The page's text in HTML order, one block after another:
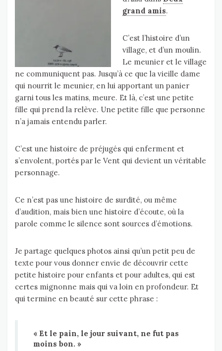
grand amis.
C’est l’histoire d’un
village, et d’un moulin.
Le meunier et le village
ne communiquent pas. Jusqu’à ce que la vieille dame
qui nourrit le meunier, en lui apportant un panier
garni tous les matins, meure. Et là, c’est une petite
fille qui prend la relève. Une petite fille que personne
n’a jamais entendu parler.
C’est une histoire de préjugés qui enferment et
s’envolent, portés par le Vent qui devient un véritable
personnage.
Ce n’est pas une histoire de surdité, ou même
d’audition, mais bien une histoire d’écoute, où la
parole comme le silence sont sources d’émotions.
Je partage quelques photos ainsi qu’un petit peu de
texte pour vous donner envie de découvrir cette
petite histoire pour enfants et pour adultes, qui est
certes mignonne mais qui va loin en profondeur. Et
qui termine en beauté sur cette phrase :
« Et le pain, le jour suivant, ne fut pas
moins bon. »